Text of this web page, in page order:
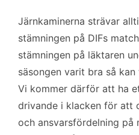
Järnkaminerna strävar
stämningen på DIFs
stämningen på läktaren
säsongen varit bra så
Vi kommer därför att ha
drivande i klacken för att
och ansvarsfördelning på